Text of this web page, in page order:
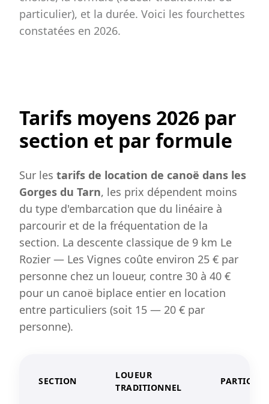
particulier), et la durée. Voici les fourchettes
constatées en 2026.
Tarifs moyens 2026 par
section et par formule
Sur les tarifs de location de canoë dans les
Gorges du Tarn, les prix dépendent moins
du type d'embarcation que du linéaire à
parcourir et de la fréquentation de la
section. La descente classique de 9 km Le
Rozier — Les Vignes coûte environ 25 € par
personne chez un loueur, contre 30 à 40 €
pour un canoë biplace entier en location
entre particuliers (soit 15 — 20 € par
personne).
SECTION
LOUEUR
TRADITIONNEL